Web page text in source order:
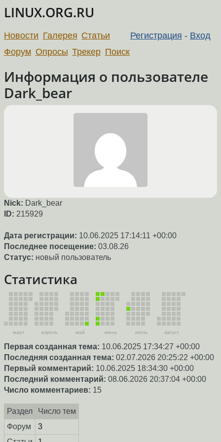
LINUX.ORG.RU
Регистрация - Вход
Новости Галерея Статьи
Форум Опросы Трекер Поиск
Информация о пользователе
Dark_bear
Nick: Dark_bear
ID: 215929
Дата регистрации: 10.06.2025 17:14:11 +00:00
Последнее посещение: 03.08.26
Статус: новый пользователь
Статистика
март апрель май июнь июль август
Первая созданная тема: 10.06.2025 17:34:27 +00:00
Последняя созданная тема: 02.07.2026 20:25:22 +00:00
Первый комментарий: 10.06.2025 18:34:30 +00:00
Последний комментарий: 08.06.2026 20:37:04 +00:00
Число комментариев: 15
Раздел
Число тем
Форум
3